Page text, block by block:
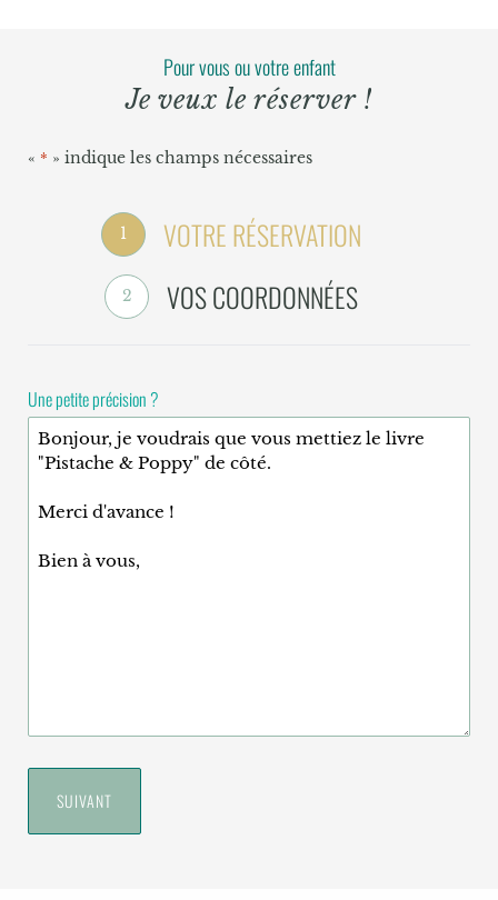
Pour vous ou votre enfant
Je veux le réserver !
« * » indique les champs nécessaires
1 VOTRE RÉSERVATION
2 VOS COORDONNÉES
Une petite précision ?